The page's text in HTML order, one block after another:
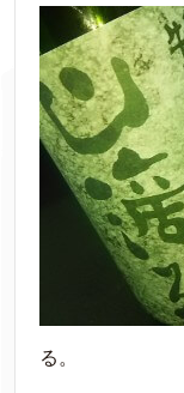
る。